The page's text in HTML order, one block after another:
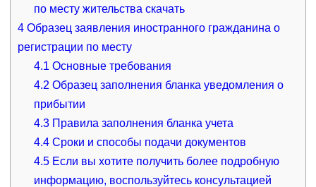
по месту жительства скачать
4Образец заявления иностранного гражданина о
регистрации по месту
4.1 Основные требования
4.2 Образец заполнения бланка уведомления о
прибытии
4.3 Правила заполнения бланка учета
4.4 Сроки и способы подачи документов
4.5 Если вы хотите получить более подробную
информацию, воспользуйтесь консультацией